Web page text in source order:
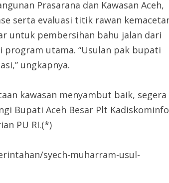
Prasarana dan Kawasan Aceh,
serta evaluasi titik rawan
untuk pembersihan bahu jalan dari
program utama. “Usulan pak bupati
ungkapnya.
kawasan menyambut baik, segera
Bupati Aceh Besar Plt Kadiskominfo
PU RI.(*)
syech-muharram-usul-